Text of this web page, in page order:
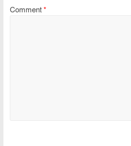
Comment *